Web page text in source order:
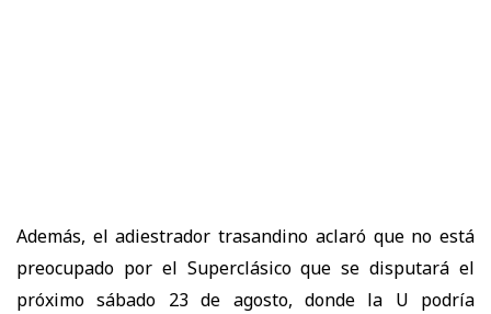
Además, el adiestrador trasandino aclaró que no está
preocupado por el Superclásico que se disputará el
próximo sábado 23 de agosto, donde la U podría